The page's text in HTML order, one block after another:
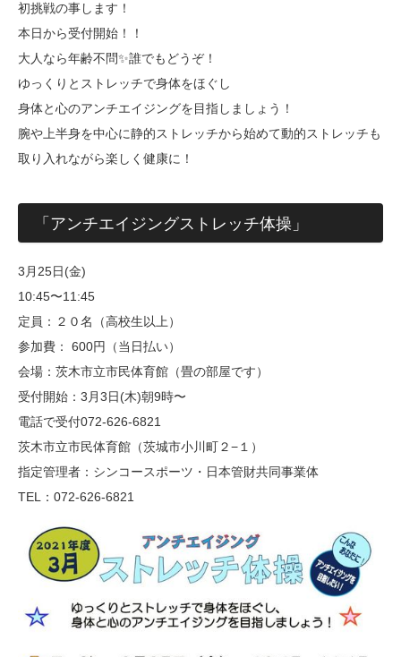
初挑戦の事します！
本日から受付開始！！
大人なら年齢不問✨誰でもどうぞ！
ゆっくりとストレッチで身体をほぐし
身体と心のアンチエイジングを目指しましょう！
腕や上半身を中心に静的ストレッチから始めて動的ストレッチも
取り入れながら楽しく健康に！
「アンチエイジングストレッチ体操」
3月25日(金)
10:45〜11:45
定員：２０名（高校生以上）
参加費： 600円（当日払い）
会場：茨木市立市民体育館（畳の部屋です）
受付開始：3月3日(木)朝9時〜
電話で受付072-626-6821
茨木市立市民体育館（茨城市小川町２−１）
指定管理者：シンコースポーツ・日本管財共同事業体
TEL：072-626-6821